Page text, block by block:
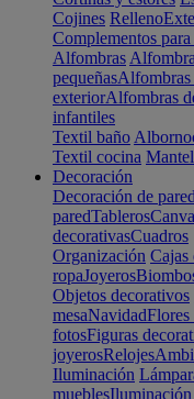
Cojines Relleno
Complementos para
Alfombras
pequeñasAlfombras
exteriorAlfombras
infantiles
Textil baño
Textil cocina
Decoración
Decoración de pared
paredTableros
decorativasCuadros
Organización Cajas
ropaJoyeros
Objetos decorativos
mesaNavidad
fotosFiguras
joyerosRelojes
Iluminación
muebles